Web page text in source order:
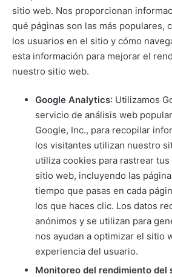
sitio web. Nos proporcionan
qué páginas son las más populares,
los usuarios en el sitio y cómo
esta información para mejorar el
nuestro sitio web.
Google Analytics: Utilizamos
servicio de análisis web
Google, Inc., para recopilar
los visitantes utilizan nuestro
utiliza cookies para rastrear
sitio web, incluyendo las
tiempo que pasas en cada
los que haces clic. Los datos
anónimos y se utilizan para
nos ayudan a optimizar el sitio
experiencia del usuario.
Monitoreo del rendimiento del